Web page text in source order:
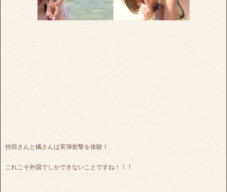
持田さんと橘さんは実弾射撃を体験！
これこそ外国でしかできないことですね！！！